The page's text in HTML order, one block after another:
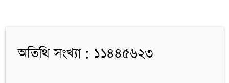
অতিথি সংখ্যা : ১১৪৪৫৬২৩